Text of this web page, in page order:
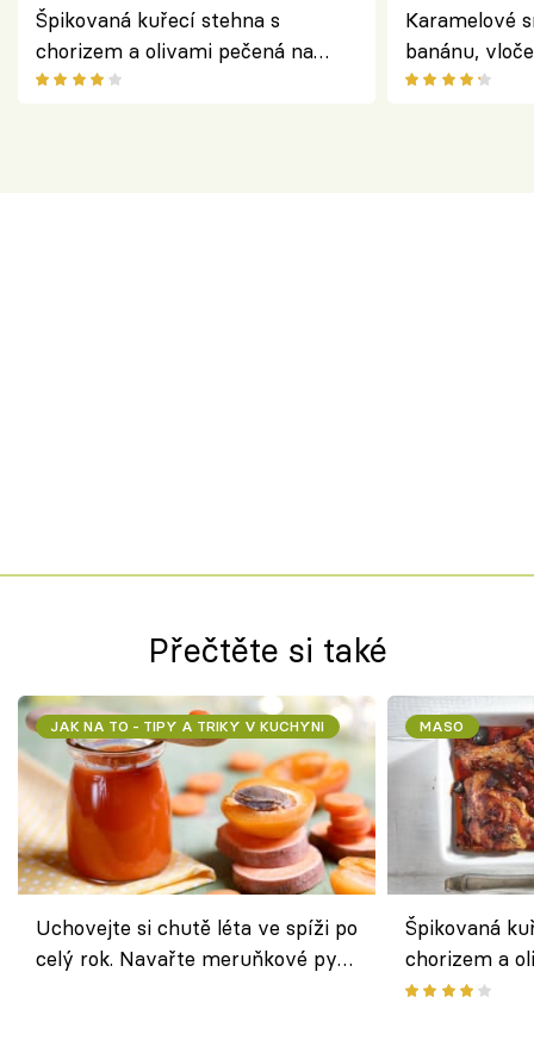
Špikovaná kuřecí stehna s
chorizem a olivami pečená na
letní zelenině – šťavnaté maso s
Karamelové
banánu,
snídaně do
Přečtěte si také
JAK NA TO - TIPY A TRIKY V KUCHYNI
Uchovejte si chutě léta ve spíži po
celý rok. Navařte meruňkové pyré
MASO
Špikovaná
chorizem a
letní